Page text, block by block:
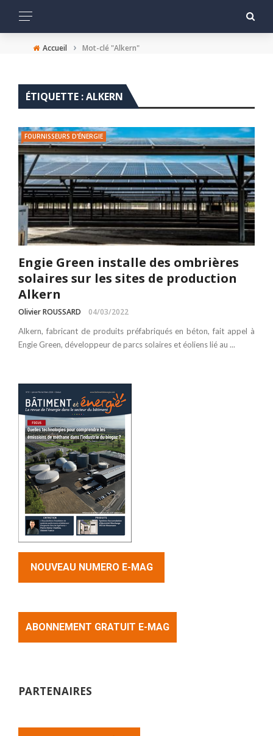
Accueil › Mot-clé "Alkern"
ÉTIQUETTE :ALKERN
FOURNISSEURS D'ÉNERGIE
Engie Green installe des ombrières
solaires sur les sites de production
Alkern
Olivier ROUSSARD 04/03/2022
Alkern, fabricant de produits préfabriqués en béton, fait appel à
Engie Green, développeur de parcs solaires et éoliens lié au ...
NOUVEAU NUMERO E-MAG
ABONNEMENT GRATUIT E-MAG
PARTENAIRES